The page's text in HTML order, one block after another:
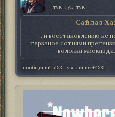
тук-тук-тук
Сайлаз
...и восстановлению не
терзаное сотнями
волокна
сообщений:5153 уважение:+4581